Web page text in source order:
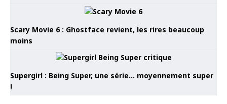
Scary Movie 6 : Ghostface revient, les rires beaucoup
moins
Supergirl : Being Super, une série… moyennement super
!